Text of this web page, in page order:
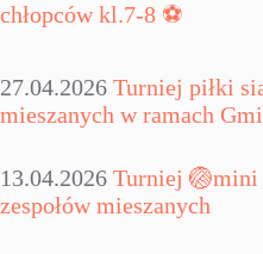
chłopców kl.7-8 ⚽
27.04.2026 Turniej piłki
mieszanych w ramach
13.04.2026 Turniej 🏐mini
zespołów mieszanych